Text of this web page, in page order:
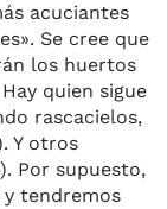
acuciantes
Se cree que
los huertos
quien sigue
rascacielos,
Y otros
Por supuesto,
tendremos